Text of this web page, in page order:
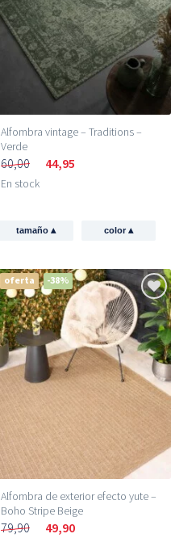
Alfombra vintage – Traditions –
Verde
60,00 44,95
En stock
tamaño ▴ color▴
oferta -38%
Alfombra de exterior efecto yute –
Boho Stripe Beige
79,90 49,90